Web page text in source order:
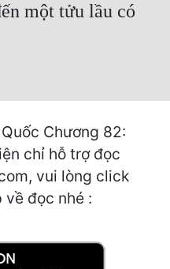
một tửu lầu có
Chương 82:
chỉ hỗ trợ đọc
vui lòng click
đọc nhé :